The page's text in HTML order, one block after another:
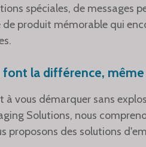
spéciales, de messages
de produit mémorable qui
font la différence,
vous démarquer sans
Solutions, nous
proposons des solutions